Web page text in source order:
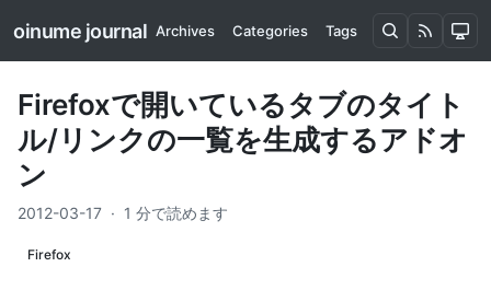
oinume journal Archives Categories Tags
Firefoxで開いているタブのタイト
ル/リンクの一覧を生成するアドオ
ン
2012-03-17 · 1 分で読めます
Firefox